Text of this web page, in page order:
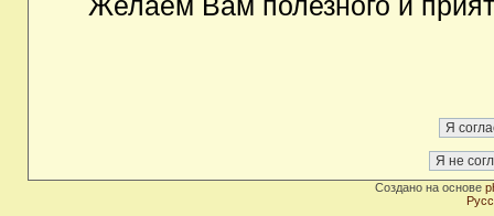
Создано на основе